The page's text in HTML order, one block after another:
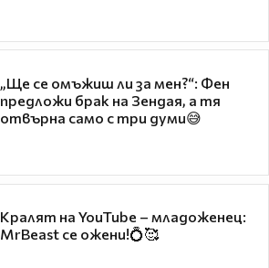
„Ще се омъжиш ли за мен?“: Фен
предложи брак на Зендая, а тя
отвърна само с три думи😅
Кралят на YouTube – младоженец:
MrBeast се ожени!💍🥰